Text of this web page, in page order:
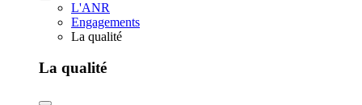
L'ANR
Engagements
La qualité
La qualité